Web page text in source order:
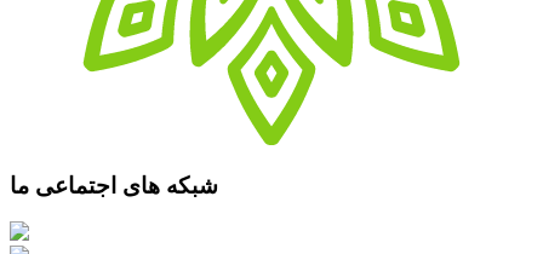
شبکه های اجتماعی ما